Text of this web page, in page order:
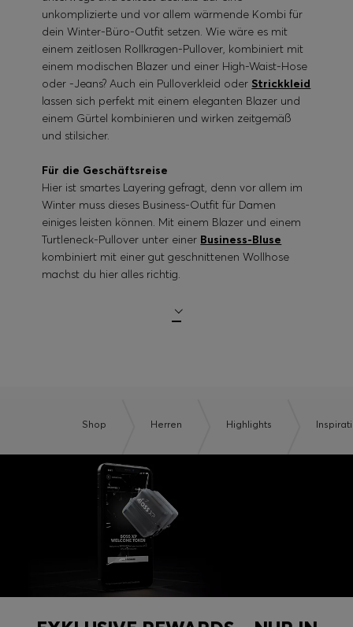
unkomplizierte und vor allem wärmende Kombi für
dein Winter-Büro-Outfit setzen. Wie wäre es mit
einem zeitlosen Rollkragen-Pullover, kombiniert mit
einem modischen Blazer und einer High-Waist-Hose
oder -Jeans? Auch ein Pulloverkleid oder Strickkleid
lassen sich perfekt mit einem eleganten Blazer und
einem Gürtel kombinieren und wirken zeitgemäß
und stilsicher.
Für die Geschäftsreise
Hier ist smartes Layering gefragt, denn vor allem im
Winter muss dieses Business-Outfit für Damen
einiges leisten können. Mit einem Blazer und einem
Turtleneck-Pullover unter einer Business-Bluse
kombiniert mit einer gut geschnittenen Wollhose
machst du hier alles richtig.
Shop Herren Highlights